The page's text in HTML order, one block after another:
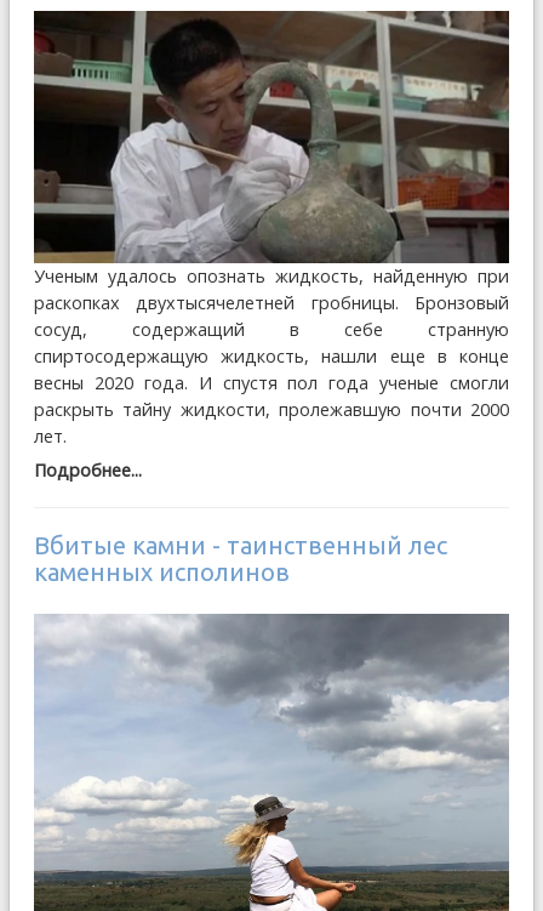
Ученым удалось опознать жидкость, найденную при
раскопках двухтысячелетней гробницы. Бронзовый
сосуд, содержащий в себе странную
спиртосодержащую жидкость, нашли еще в конце
весны 2020 года. И спустя пол года ученые смогли
раскрыть тайну жидкости, пролежавшую почти 2000
лет.
Подробнее...
Вбитые камни - таинственный лес
каменных исполинов